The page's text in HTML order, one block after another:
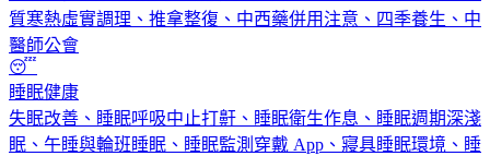
質寒熱虛實調理、推拿整復、中西藥併用注意、四季養生、中
醫師公會
😴
睡眠健康
失眠改善、睡眠呼吸中止打鼾、睡眠衛生作息、睡眠週期深淺
眠、午睡與輪班睡眠、睡眠監測穿戴 App、寢具睡眠環境、睡